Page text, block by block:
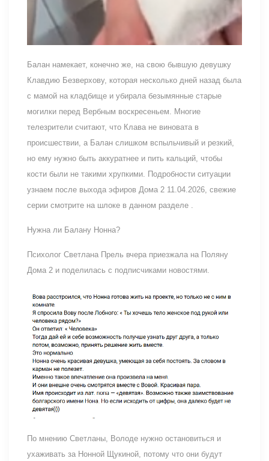
Балан намекает, конечно же, на свою бывшую девушку
Клавдию Безверхову, которая несколько дней назад была
с мамой на кладбище и убирала безымянные старые
могилки перед Вербным воскресеньем. Многие
телезрители считают, что Клава не виновата в
происшествии, а Балан слишком вспыльчивый и резкий,
но ему нужно быть аккуратнее и пить кальций, чтобы
кости были не такими хрупкими. Подробности ситуации
узнаем после выхода эфиров Дома 2 11.04.2026, свежие
серии смотрите на шлоке в данном разделе .
Нужна ли Балану Нонна?
Психолог Светлана Прель вчера приезжала на Поляну
Дома 2 и поделилась с подписчиками новостями.
По мнению Светланы, Володе нужно остановиться и
ухаживать за Нонной Щукиной, потому что они будут